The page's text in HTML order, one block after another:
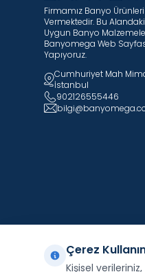
Firmamız Banyo
Vermektedir. Bu
Uygun Banyo
Banyomega Web
Yapıyoruz.
Cumhuriyet Mah
İstanbul
902126555446
Çerez
Kişisel